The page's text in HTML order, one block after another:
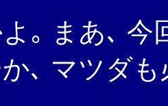
｡ まあ､
､ マツダ